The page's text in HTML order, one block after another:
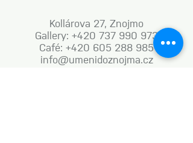
Kollárova 27, Znojmo
Gallery: +420 737 990 973
Café: +420 605 288 985
info@umenidoznojma.cz